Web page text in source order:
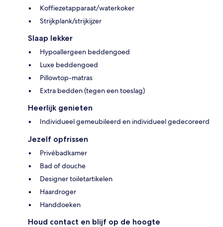
Koffiezetapparaat/waterkoker
Strijkplank/strijkijzer
Slaap lekker
Hypoallergeen beddengoed
Luxe beddengoed
Pillowtop-matras
Extra bedden (tegen een toeslag)
Heerlijk genieten
Individueel gemeubileerd en individueel gedecoreerd
Jezelf opfrissen
Privébadkamer
Bad of douche
Designer toiletartikelen
Haardroger
Handdoeken
Houd contact en blijf op de hoogte